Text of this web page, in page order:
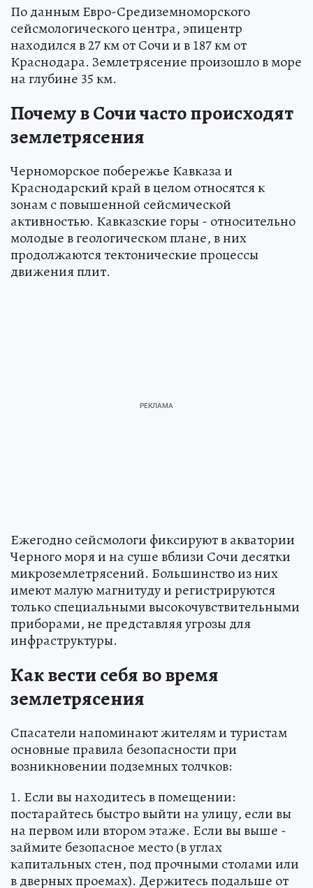
По данным Евро-Средиземноморского
сейсмологического центра, эпицентр
находился в 27 км от Сочи и в 187 км от
Краснодара. Землетрясение произошло в море
на глубине 35 км.
Почему в Сочи часто происходят
землетрясения
Черноморское побережье Кавказа и
Краснодарский край в целом относятся к
зонам с повышенной сейсмической
активностью. Кавказские горы - относительно
молодые в геологическом плане, в них
продолжаются тектонические процессы
движения плит.
Ежегодно сейсмологи фиксируют в акватории
Черного моря и на суше вблизи Сочи десятки
микроземлетрясений. Большинство из них
имеют малую магнитуду и регистрируются
только специальными высокочувствительными
приборами, не представляя угрозы для
инфраструктуры.
Как вести себя во время
землетрясения
Спасатели напоминают жителям и туристам
основные правила безопасности при
возникновении подземных толчков:
1. Если вы находитесь в помещении:
постарайтесь быстро выйти на улицу, если вы
на первом или втором этаже. Если вы выше -
займите безопасное место (в углах
капитальных стен, под прочными столами или
в дверных проемах). Держитесь подальше от